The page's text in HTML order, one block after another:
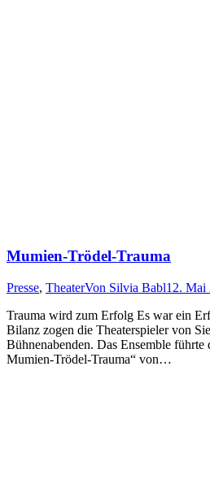
Mumien-Trödel-Trauma
Presse, TheaterVon Silvia Babl12. Mai
Trauma wird zum Erfolg Es war ein
Bilanz zogen die Theaterspieler von
Bühnenabenden. Das Ensemble führte
Mumien-Trödel-Trauma“ von…